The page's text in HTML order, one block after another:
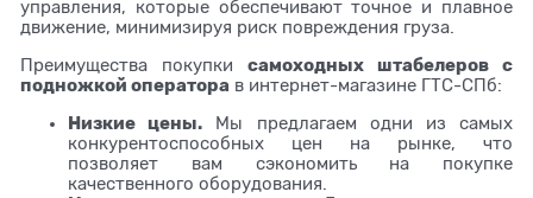
управления, которые обеспечивают точное и плавное
движение, минимизируя риск повреждения груза.
Преимущества покупки самоходных штабелеров с
подножкой оператора в интернет-магазине ГТС-СПб:
Низкие цены. Мы предлагаем одни из самых
конкурентоспособных цен на рынке, что
позволяет вам сэкономить на покупке
качественного оборудования.